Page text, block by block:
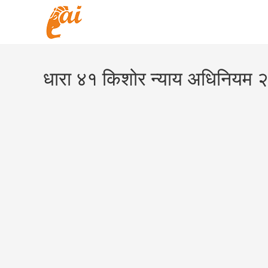
धारा ४१ किशोर न्याय अधिनियम